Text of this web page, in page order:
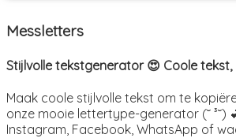
Messletters
Stijlvolle tekstgenerator 😍 Coole tekst,
Maak coole stijlvolle tekst om te
onze mooie lettertype-generator (˘ ³˘)
Instagram, Facebook, WhatsApp of